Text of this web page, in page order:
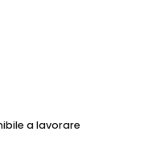
a lavorare